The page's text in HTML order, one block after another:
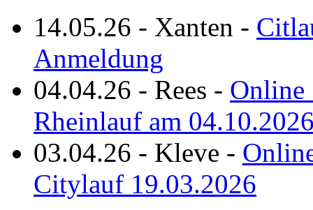
14.05.26 - Xanten -
Anmeldung
04.04.26 - Rees - Online
Rheinlauf am
03.04.26 - Kleve -
Citylauf 19.03.2026